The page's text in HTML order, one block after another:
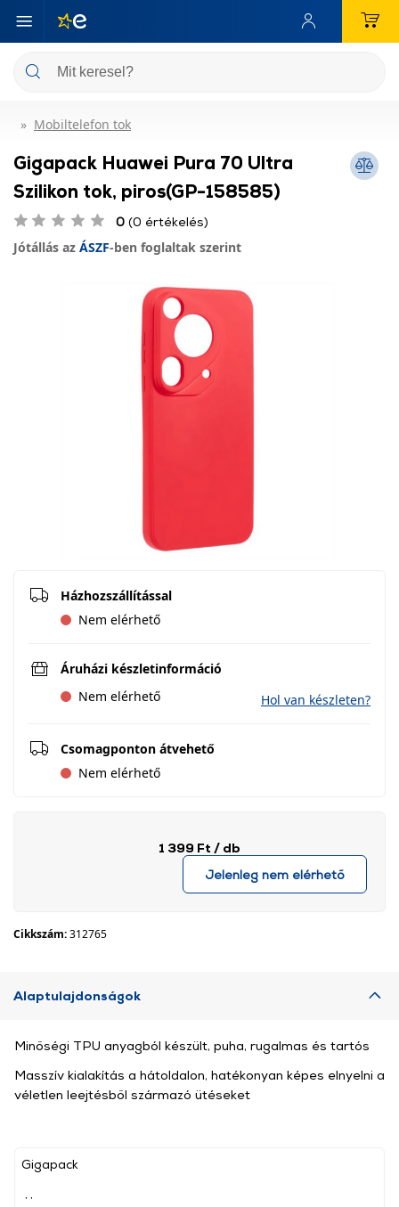
Mobiltelefon tok
Gigapack Huawei Pura 70 Ultra
Szilikon tok, piros(GP-158585)
0 (0 értékelés)
Jótállás az ÁSZF-ben foglaltak szerint
Házhozszállítással
Nem elérhető
Áruházi készletinformáció
Nem elérhető
Hol van készleten?
Csomagponton átvehető
Nem elérhető
1 399 Ft / db
Jelenleg nem elérhető
Cikkszám:312765
Alaptulajdonságok
Gigapack
Minőségi TPU anyagból készült, puha, rugalmas és tartós
Masszív kialakítás a hátoldalon, hatékonyan képes elnyelni a
véletlen leejtésből származó ütéseket